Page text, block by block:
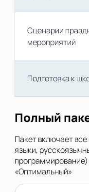
Сценарии
мероприятий
Подготовка к
Подготовка
Окружающий
Подготовка
Окружающий
Подготовка
письмо 1
Полный
Пакет включает
языки,
«Оптимальный»